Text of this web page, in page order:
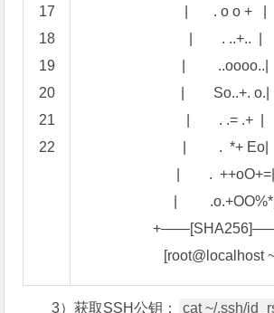
17
18
19
20
21
22
. o o +
. ..+..
..oooo..
So..+. o.
. .= .+
. *+Eo|
. ++oO+=|
.o.+OO%*
+——[SHA256]—
[root@ localhost
3）获取SSH公钥： cat ~/.ssh/